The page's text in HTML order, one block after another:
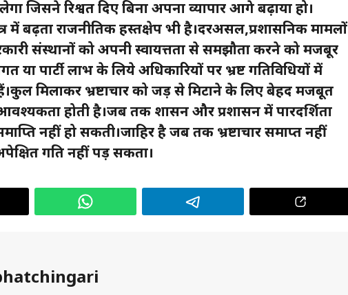
जिसने रिश्वत दिए बिना अपना व्यापार आगे बढ़ाया हो।
में बढ़ता राजनीतिक हस्तक्षेप भी है।दरअसल,प्रशासनिक मामलों
संस्थानों को अपनी स्वायत्तता से समझौता करने को मजबूर
या पार्टी लाभ के लिये अधिकारियों पर भ्रष्ट गतिविधियों में
मिलाकर भ्रष्टाचार को जड़ से मिटाने के लिए बेहद मजबूत
होती है।जब तक शासन और प्रशासन में पारदर्शिता
नहीं हो सकती।जाहिर है जब तक भ्रष्टाचार समाप्त नहीं
गति नहीं पड़ सकता।